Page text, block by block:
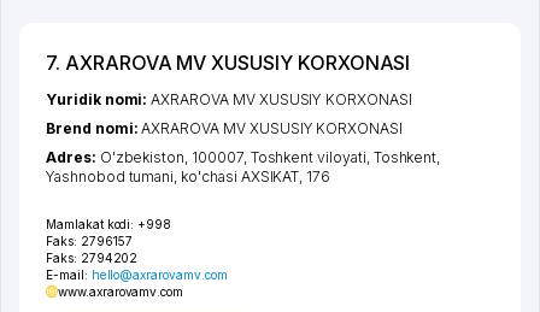
7. AXRAROVA MV XUSUSIY KORXONASI
Mamlakat kodi: +998
Faks: 2796157
Faks: 2794202
E-mail: hello@axrarovamv.com
www.axrarovamv.com
Yuridik nomi:AXRAROVA MV XUSUSIY KORXONASI
Brend nomi:AXRAROVA MV XUSUSIY KORXONASI
Adres: O'zbekiston, 100007, Toshkent viloyati, Toshkent,
Yashnobod tumani, ko'chasi AXSIKAT, 176